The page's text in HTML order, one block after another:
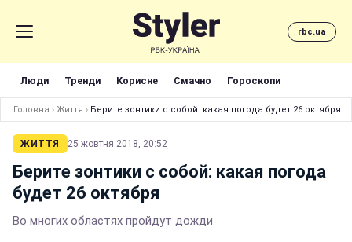
rbc.ua
Люди Тренди Корисне Смачно Гороскопи
Головна › Життя › Берите зонтики с собой: какая погода будет 26 октября
ЖИТТЯ 25 жовтня 2018, 20:52
Берите зонтики с собой: какая погода
будет 26 октября
Во многих областях пройдут дожди